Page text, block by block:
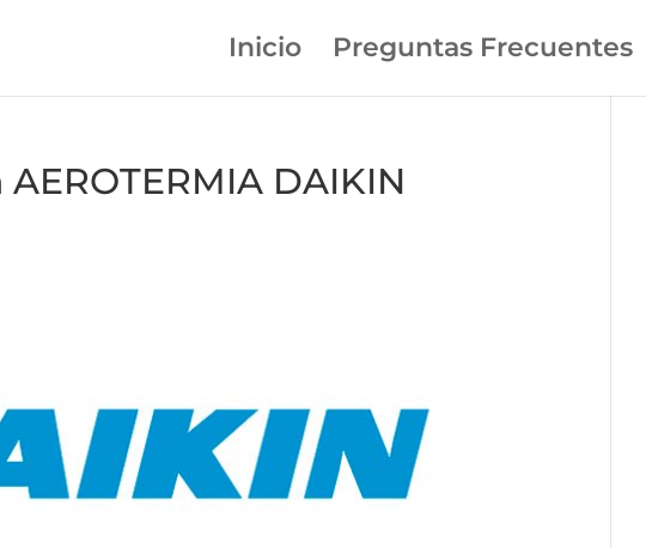
Inicio Preguntas Frecuentes
DAIKIN